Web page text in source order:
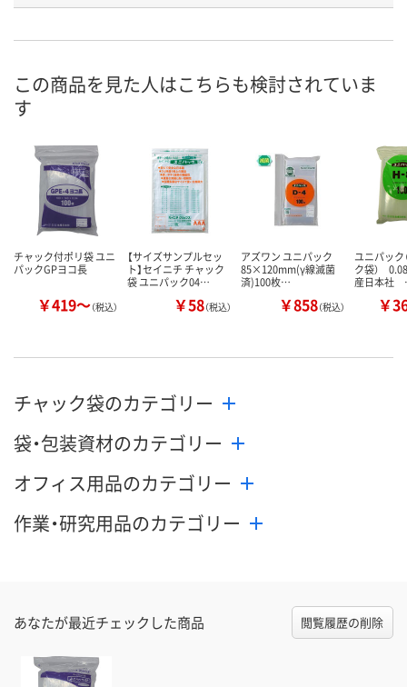
号
数量
カゴへ カゴへ カ
この商品を見た人はこちらも検討されていま
す
チャック付ポリ袋 ユニ
パックGPヨコ長
￥419～（税込）
【サイズサンプルセッ
ト】セイニチ チャック
袋 ユニパック04…
￥58（税込）
アズワン ユニパック
85×120mm(γ線滅菌
済)100枚…
￥858（税込）
ユニパック
ク袋）
産日本社
￥
チャック袋のカテゴリー
袋・包装資材のカテゴリー
オフィス用品のカテゴリー
作業・研究用品のカテゴリー
あなたが最近チェックした商品 閲覧履歴の削除